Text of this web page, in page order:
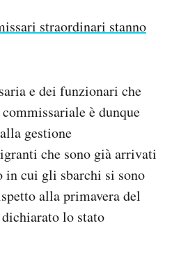
straordinari stanno
e dei funzionari che
è dunque
gestione
che sono già arrivati
cui gli sbarchi si sono
alla primavera del
lo stato